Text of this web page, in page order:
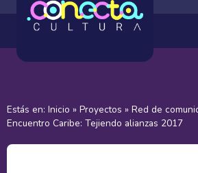
Estás en: Inicio » Proyectos » Red de
Encuentro Caribe: Tejiendo alianzas 2017